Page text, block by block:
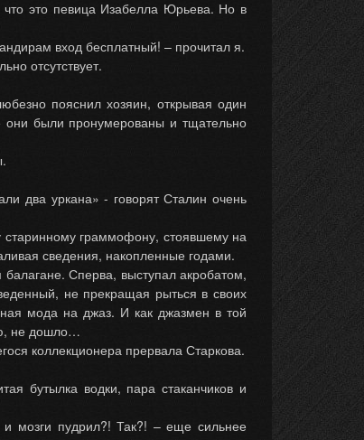
это певица Изабелла Юрьева. Но в
вход бесплатный! – прочитал я.
отсутствует.
пояснил хозяин, открывая один
они были пронумерованы и тщательно
два уркана» - говорят Сталин очень
старинному граммофону, стоявшему на
сведения, накопленные годами.
Сперва, выступал акробатом,
не прекращая рыться в своих
мода на джаз. И как джазмен в той
не дошло…
коллекционера прервала Старкова.
бутылка водки, пара стаканчиков и
мозги пудрил?! Так?! – еще сильнее